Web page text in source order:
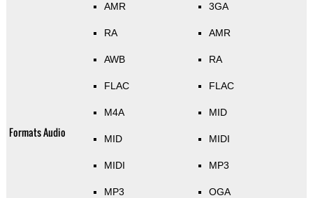
Formats Audio
AMR
RA
AWB
FLAC
M4A
MID
MIDI
MP3
3GA
AMR
RA
FLAC
MID
MIDI
MP3
OGA